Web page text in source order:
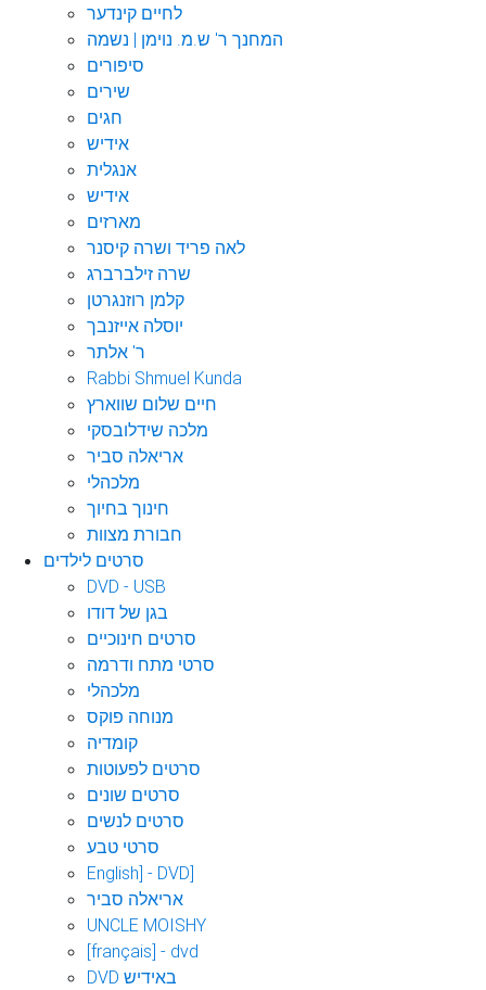
לחיים קינדער
המחנך ר' ש.מ. נוימן | נשמה
סיפורים
שירים
חגים
אידיש
אנגלית
אידיש
מארזים
לאה פריד ושרה קיסנר
שרה זילברברג
קלמן רוזנגרטן
יוסלה אייזנבך
ר' אלתר
Rabbi Shmuel Kunda
חיים שלום שווארץ
מלכה שידלובסקי
אריאלה סביר
מלכהלי
חינוך בחיוך
חבורת מצוות
סרטים לילדים
DVD - USB
בגן של דודו
סרטים חינוכיים
סרטי מתח ודרמה
מלכהלי
מנוחה פוקס
קומדיה
סרטים לפעוטות
סרטים שונים
סרטים לנשים
סרטי טבע
English] - DVD]
אריאלה סביר
UNCLE MOISHY
[français] - dvd
DVD באידיש